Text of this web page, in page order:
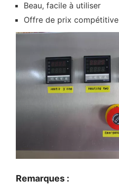
Beau, facile à utiliser
Offre de prix compétitive
Remarques :